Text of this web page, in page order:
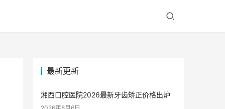
最新更新
湘西口腔医院2026最新牙齿矫正价格出炉